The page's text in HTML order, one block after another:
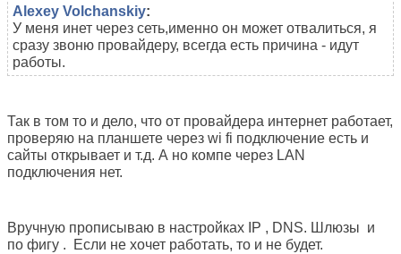
Alexey Volchanskiy:
У меня инет через сеть,именно он может отвалиться, я
сразу звоню провайдеру, всегда есть причина - идут
работы.
Так в том то и дело, что от провайдера интернет работает,
проверяю на планшете через wi fi подключение есть и
сайты открывает и т.д. А но компе через LAN
подключения нет.
Вручную прописываю в настройках IP , DNS. Шлюзы и
по фигу . Если не хочет работать, то и не будет.